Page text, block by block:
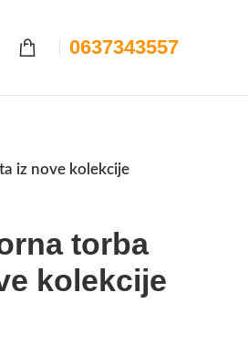
0637343557
iz nove kolekcije
torba
kolekcije